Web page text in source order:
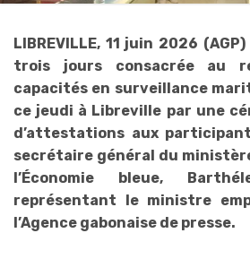
LIBREVILLE, 11 juin 2026
trois jours consacrée au
capacités en surveillance
ce jeudi à Libreville par une
d’attestations aux
secrétaire général du
l’Économie bleue,
représentant le ministre
l’Agence gabonaise de presse.